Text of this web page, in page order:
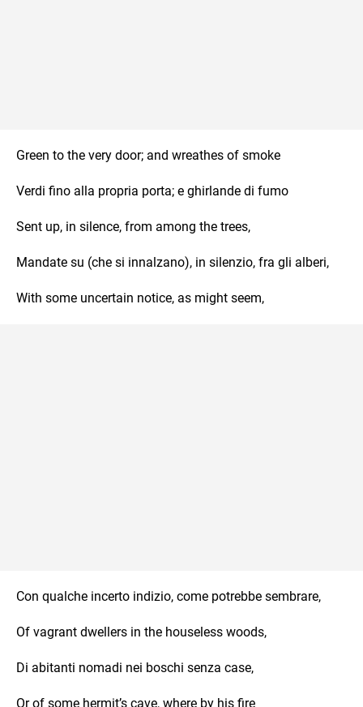
Green to the very door; and wreathes of smoke
Verdi fino alla propria porta; e ghirlande di fumo
Sent up, in silence, from among the trees,
Mandate su (che si innalzano), in silenzio, fra gli alberi,
With some uncertain notice, as might seem,
Con qualche incerto indizio, come potrebbe sembrare,
Of vagrant dwellers in the houseless woods,
Di abitanti nomadi nei boschi senza case,
Or of some hermit’s cave, where by his fire